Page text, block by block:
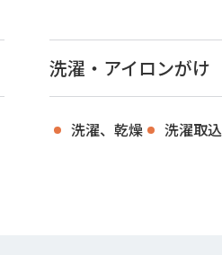
洗濯・アイロンがけ
洗濯、乾燥 洗濯取込